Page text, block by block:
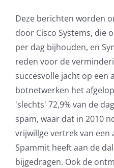
Office365
Glasvezelverbindingen
Microsoft software
SLA overeenkomsten
Remote Help
Deze berichten worden
door Cisco Systems, die
per dag bijhouden, en
reden voor de
succesvolle jacht op een
botnetwerken het
'slechts' 72,9% van de
spam, waar dat in 2010
vrijwillge vertrek van
Spammit heeft aan de
bijgedragen. Ook de